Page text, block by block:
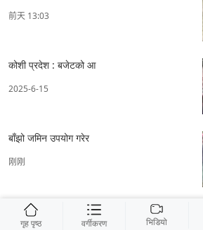
前天 13:03
कोशी प्रदेश : बजेटको आ
2025-6-15
बाँझो जमिन उपयोग गरेर
刚刚
गृह पृष्ठ वर्गीकरण भिडियो